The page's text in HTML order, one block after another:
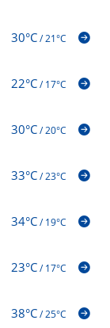
30°C/21°C
22°C/17°C
30°C/20°C
33°C/23°C
34°C/19°C
23°C/17°C
38°C/25°C